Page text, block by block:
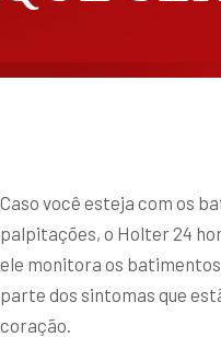
Caso você esteja com os
palpitações, o Holter 24
ele monitora os
parte dos sintomas que
coração.